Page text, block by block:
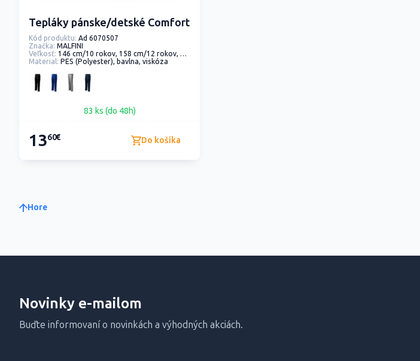
Tepláky pánske/detské Comfort
Kód produktu: Ad 6070507
Značka: MALFINI
Veľkosť: 146 cm/10 rokov, 158 cm/12 rokov, S, M, L, XL, XXL
Material: PES (Polyester), bavlna, viskóza
83 ks (do 48h)
1360€ Do košíka
Hore
Novinky e-mailom
Buďte informovaní o novinkách a výhodných akciách.